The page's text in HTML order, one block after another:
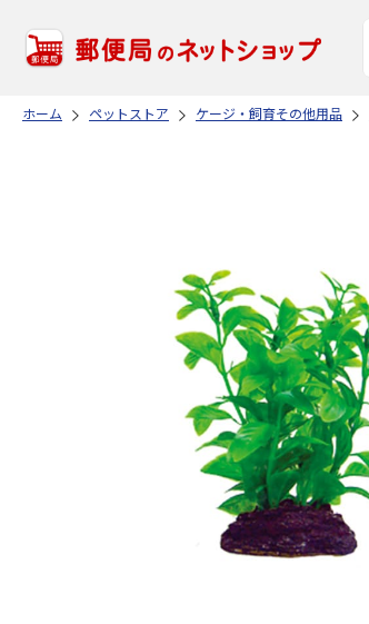
ホーム ペットストア ケージ・飼育その他用品